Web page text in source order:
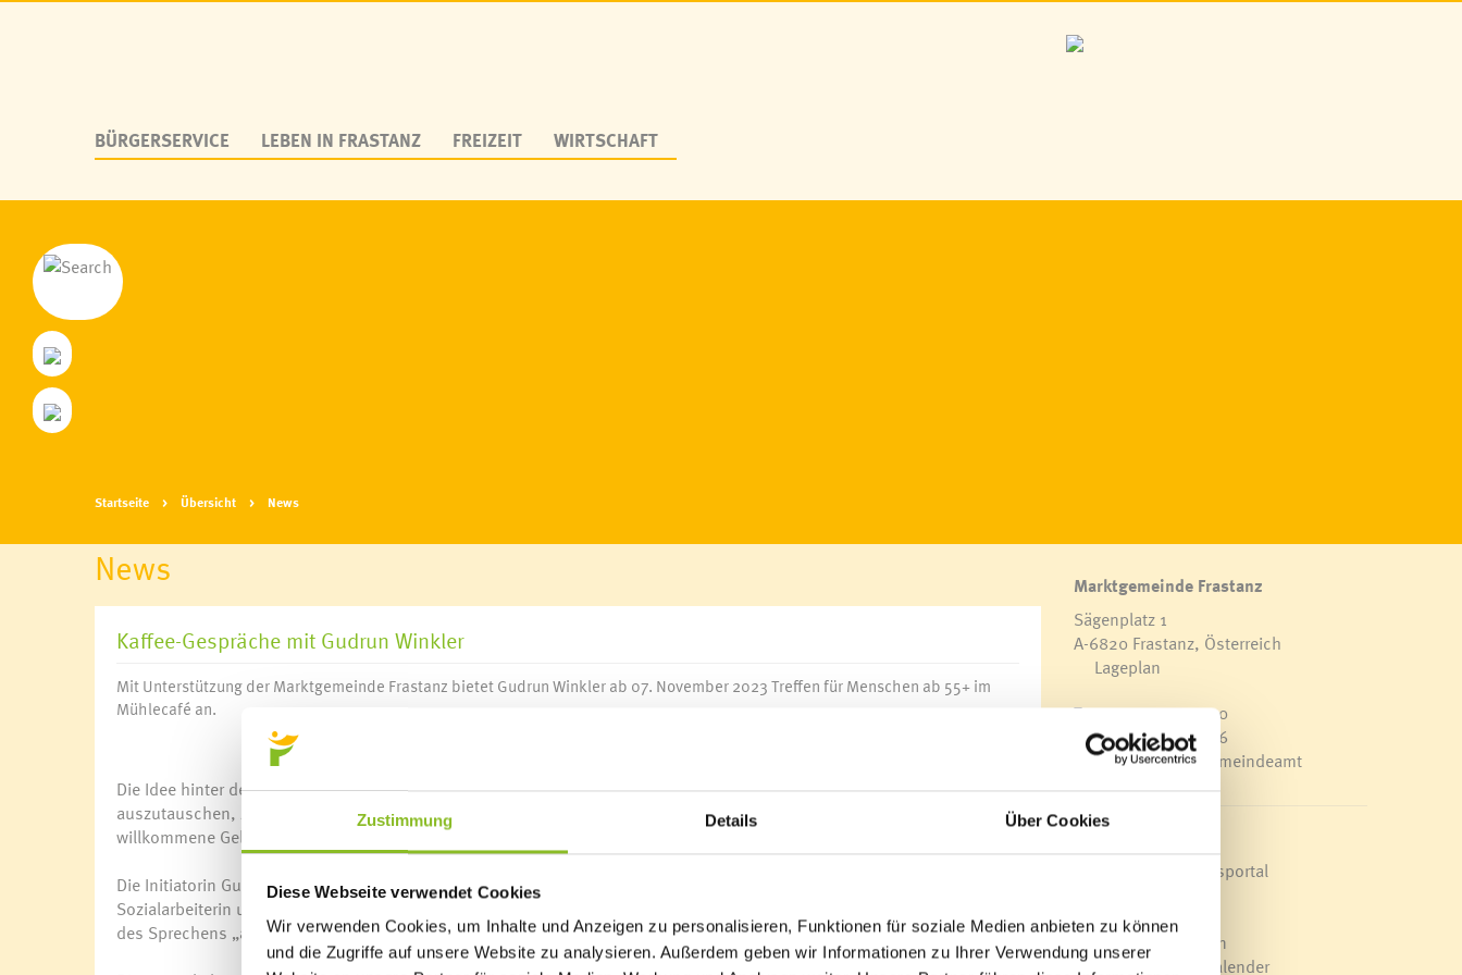
Zustimmung Details Über Cookies
Diese Webseite verwendet Cookies
Wir verwenden Cookies, um Inhalte und Anzeigen zu personalisieren, Funktionen für soziale Medien anbieten zu können
und die Zugriffe auf unsere Website zu analysieren. Außerdem geben wir Informationen zu Ihrer Verwendung unserer
BÜRGERSERVICE LEBEN IN FRASTANZ FREIZEIT WIRTSCHAFT
Startseite Übersicht News
News
Kaffee-Gespräche mit Gudrun Winkler
Mit Unterstützung der Marktgemeinde Frastanz bietet Gudrun Winkler ab 07. November 2023 Treffen für Menschen ab 55+ im
Mühlecafé an.
Die Idee hinter den "Kaffee-Gesprächen" ist einfach: Jeden ersten Dienstag im Monat treffen sich Menschen, um sich
auszutauschen, zu erzählen und voneinander zu lernen. Dieser Raum des Gespräches und der Inspiration bietet eine
willkommene Gelegenheit, die Vielfalt von Erfahrungen, Erlebnissen und die Weisheit älterer Generationen zu teilen.
Die Initiatorin Gudrun Winkler schlüpft dabei in die Rolle der Moderatorin. Die gelernte Elementarpädagogin,
Sozialarbeiterin und Psychotherapeutin leitet die Gespräche. Sie spricht selbst vier Sprachen und betont die Bedeutung
des Sprechens „als Ausdrucksmittel, um innere und äußere Welten zu beschreiben.“
Marktgemeinde Frastanz
Sägenplatz 1
A-6820 Frastanz, Österreich
Lageplan
T0043 5522 51534-0
F 0043 5522 51534-6
E-Mail an das Gemeindeamt
Veröffentlichungsportal
Ortsplan
Bürgermeldungen
Veranstaltungskalender